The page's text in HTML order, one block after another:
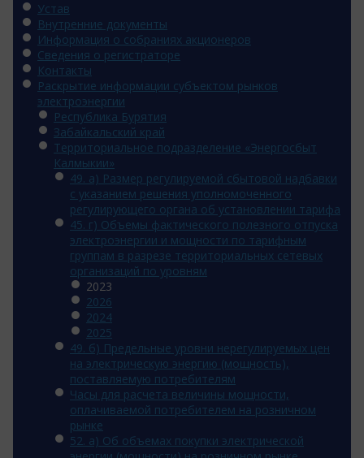
Устав
Внутренние документы
Информация о собраниях акционеров
Сведения о регистраторе
Контакты
Раскрытие информации субъектом рынков
электроэнергии
Республика Бурятия
Забайкальский край
Территориальное подразделение «Энергосбыт
Калмыкии»
49. а) Размер регулируемой сбытовой надбавки
с указанием решения уполномоченного
регулирующего органа об установлении тарифа
45. г) Объемы фактического полезного отпуска
электроэнергии и мощности по тарифным
группам в разрезе территориальных сетевых
организаций по уровням
2023
2026
2024
2025
49. б) Предельные уровни нерегулируемых цен
на электрическую энергию (мощность),
поставляемую потребителям
Часы для расчета величины мощности,
оплачиваемой потребителем на розничном
рынке
52. а) Об объемах покупки электрической